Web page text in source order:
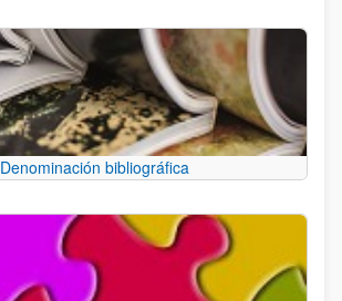
Denominación bibliográfica